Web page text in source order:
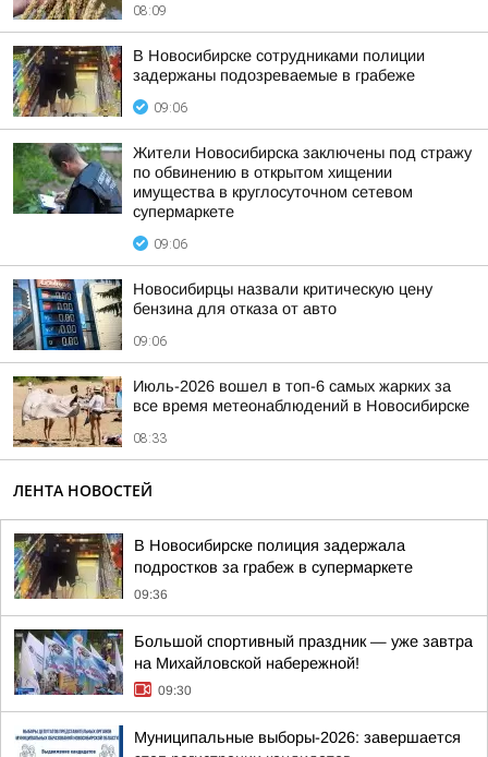
08:09
В Новосибирске сотрудниками полиции
задержаны подозреваемые в грабеже
09:06
Жители Новосибирска заключены под стражу
по обвинению в открытом хищении
имущества в круглосуточном сетевом
супермаркете
09:06
Новосибирцы назвали критическую цену
бензина для отказа от авто
09:06
Июль-2026 вошел в топ-6 самых жарких за
все время метеонаблюдений в Новосибирске
08:33
ЛЕНТА НОВОСТЕЙ
В Новосибирске полиция задержала
подростков за грабеж в супермаркете
09:36
Большой спортивный праздник — уже завтра
на Михайловской набережной!
09:30
Муниципальные выборы-2026: завершается